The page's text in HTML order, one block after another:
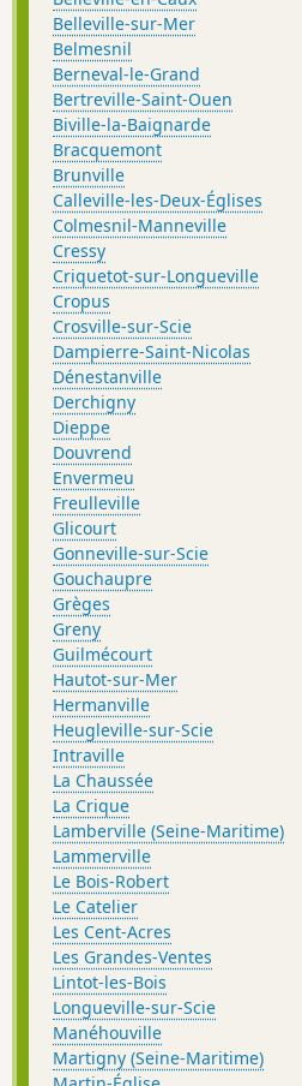
Belleville-sur-Mer
Belmesnil
Berneval-le-Grand
Bertreville-Saint-Ouen
Biville-la-Baignarde
Bracquemont
Brunville
Calleville-les-Deux-Églises
Colmesnil-Manneville
Cressy
Criquetot-sur-Longueville
Cropus
Crosville-sur-Scie
Dampierre-Saint-Nicolas
Dénestanville
Derchigny
Dieppe
Douvrend
Envermeu
Freulleville
Glicourt
Gonneville-sur-Scie
Gouchaupre
Grèges
Greny
Guilmécourt
Hautot-sur-Mer
Hermanville
Heugleville-sur-Scie
Intraville
La Chaussée
La Crique
Lamberville (Seine-Maritime)
Lammerville
Le Bois-Robert
Le Catelier
Les Cent-Acres
Les Grandes-Ventes
Lintot-les-Bois
Longueville-sur-Scie
Manéhouville
Martigny (Seine-Maritime)